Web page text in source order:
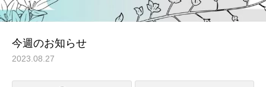
今週のお知らせ
2023.08.27